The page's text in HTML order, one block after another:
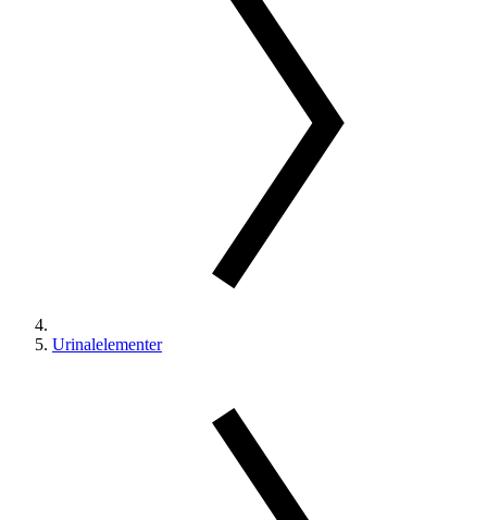
Urinalelementer